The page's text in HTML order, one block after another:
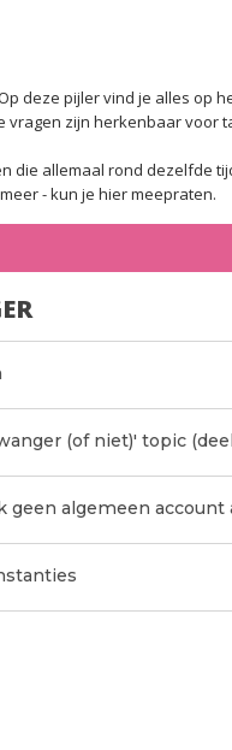
deze pijler vind je alles op
vragen zijn herkenbaar
die allemaal rond dezelfde
- kun je hier meepraten.
(of niet)' topic
geen algemeen account